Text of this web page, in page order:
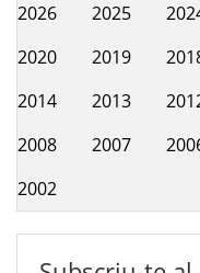
Hemeroteca
2026 2025
2020
2019
2014
2013
2008
2007
2002